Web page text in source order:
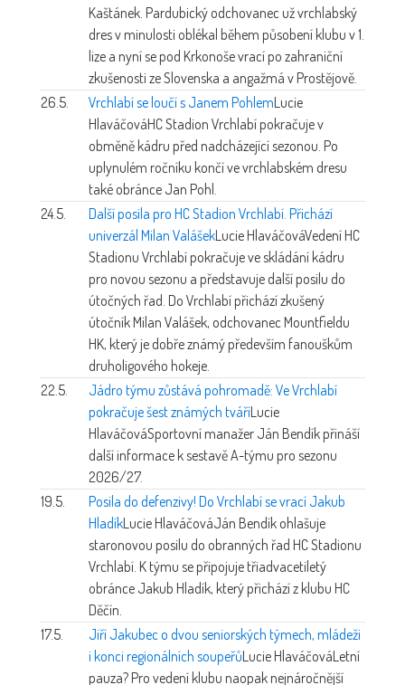
Kaštánek. Pardubický odchovanec už vrchlabský
dres v minulosti oblékal během působení klubu v 1.
lize a nyní se pod Krkonoše vrací po zahraniční
zkušenosti ze Slovenska a angažmá v Prostějově.
26.5.
Vrchlabí se loučí s Janem PohlemLucie
HlaváčováHC Stadion Vrchlabí pokračuje v
obměně kádru před nadcházející sezonou. Po
uplynulém ročníku končí ve vrchlabském dresu
také obránce Jan Pohl.
24.5.
Další posila pro HC Stadion Vrchlabí. Přichází
univerzál Milan ValášekLucie HlaváčováVedení HC
Stadionu Vrchlabí pokračuje ve skládání kádru
pro novou sezonu a představuje další posilu do
útočných řad. Do Vrchlabí přichází zkušený
útočník Milan Valášek, odchovanec Mountfieldu
HK, který je dobře známý především fanouškům
druholigového hokeje.
22.5.
Jádro týmu zůstává pohromadě: Ve Vrchlabí
pokračuje šest známých tváříLucie
HlaváčováSportovní manažer Ján Bendík přináší
další informace k sestavě A-týmu pro sezonu
2026/27.
19.5.
Posila do defenzivy! Do Vrchlabí se vrací Jakub
HladíkLucie HlaváčováJán Bendík ohlašuje
staronovou posilu do obranných řad HC Stadionu
Vrchlabí. K týmu se připojuje třiadvacetiletý
obránce Jakub Hladík, který přichází z klubu HC
Děčín.
17.5.
Jiří Jakubec o dvou seniorských týmech, mládeži
i konci regionálních soupeřůLucie HlaváčováLetní
pauza? Pro vedení klubu naopak nejnáročnější